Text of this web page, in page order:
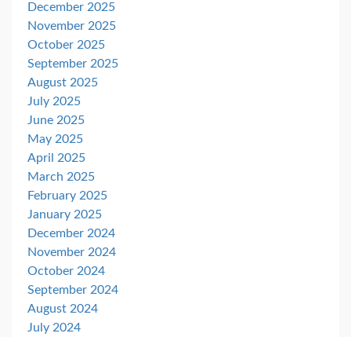
December 2025
November 2025
October 2025
September 2025
August 2025
July 2025
June 2025
May 2025
April 2025
March 2025
February 2025
January 2025
December 2024
November 2024
October 2024
September 2024
August 2024
July 2024